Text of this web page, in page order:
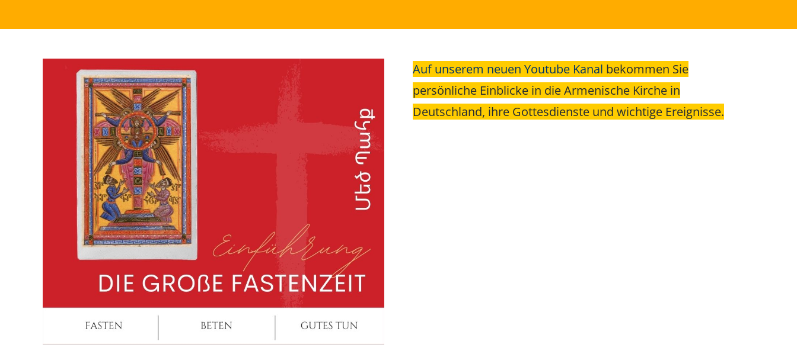
Auf unserem neuen Youtube Kanal bekommen Sie
persönliche Einblicke in die Armenische Kirche in
Deutschland, ihre Gottesdienste und wichtige Ereignisse.